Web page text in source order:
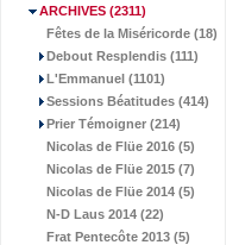
ARCHIVES (2311)
Fêtes de la Miséricorde (18)
Debout Resplendis (111)
L'Emmanuel (1101)
Sessions Béatitudes (414)
Prier Témoigner (214)
Nicolas de Flüe 2016 (5)
Nicolas de Flüe 2015 (7)
Nicolas de Flüe 2014 (5)
N-D Laus 2014 (22)
Frat Pentecôte 2013 (5)